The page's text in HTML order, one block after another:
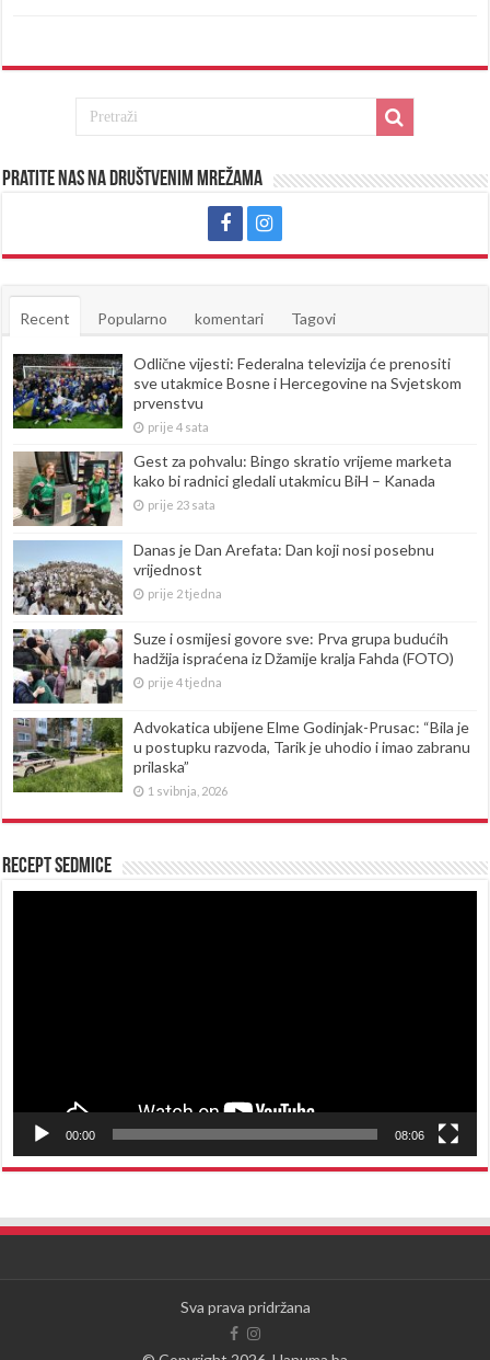
Pratite nas na društvenim mrežama
Recent Popularno komentari Tagovi
Odlične vijesti: Federalna televizija će prenositi
sve utakmice Bosne i Hercegovine na Svjetskom
prvenstvu
prije 4 sata
Gest za pohvalu: Bingo skratio vrijeme marketa
kako bi radnici gledali utakmicu BiH – Kanada
prije 23 sata
Danas je Dan Arefata: Dan koji nosi posebnu
vrijednost
prije 2 tjedna
Suze i osmijesi govore sve: Prva grupa budućih
hadžija ispraćena iz Džamije kralja Fahda (FOTO)
prije 4 tjedna
Advokatica ubijene Elme Godinjak-Prusac: “Bila je
u postupku razvoda, Tarik je uhodio i imao zabranu
prilaska”
1 svibnja, 2026
Recept sedmice
00:00 08:06
Sva prava pridržana